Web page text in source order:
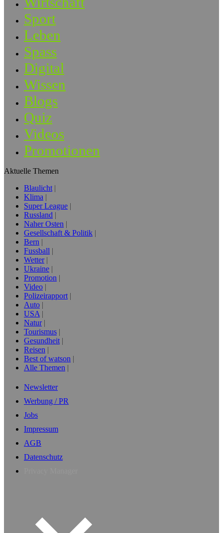
Sport
Leben
Spass
Digital
Wissen
Blogs
Quiz
Videos
Promotionen
Aktuelle Themen
Blaulicht
Klima
Super League
Russland
Naher Osten
Gesellschaft & Politik
Bern
Fussball
Wetter
Ukraine
Promotion
Video
Polizeirapport
Auto
USA
Natur
Tourismus
Gesundheit
Reisen
Best of watson
Alle Themen
Newsletter
Werbung / PR
Jobs
Impressum
AGB
Datenschutz